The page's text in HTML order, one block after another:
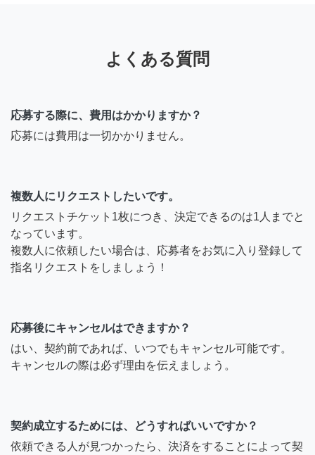
よくある質問
応募する際に、費用はかかりますか？
応募には費用は一切かかりません。
複数人にリクエストしたいです。
リクエストチケット1枚につき、決定できるのは1人までと
なっています。
複数人に依頼したい場合は、応募者をお気に入り登録して
指名リクエストをしましょう！
応募後にキャンセルはできますか？
はい、契約前であれば、いつでもキャンセル可能です。
キャンセルの際は必ず理由を伝えましょう。
契約成立するためには、どうすればいいですか？
依頼できる人が見つかったら、決済をすることによって契